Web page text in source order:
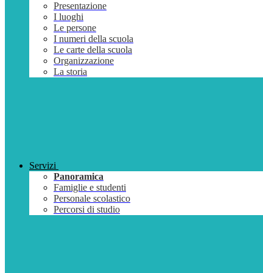
Presentazione
I luoghi
Le persone
I numeri della scuola
Le carte della scuola
Organizzazione
La storia
Servizi
Panoramica
Famiglie e studenti
Personale scolastico
Percorsi di studio